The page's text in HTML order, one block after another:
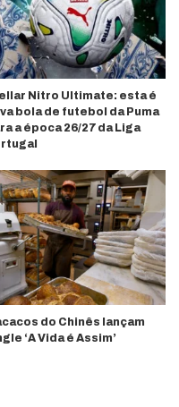
Nitro Ultimate: esta é
bola de futebol da Puma
a época 26/27 da Liga
do Chinês lançam
‘A Vida é Assim’